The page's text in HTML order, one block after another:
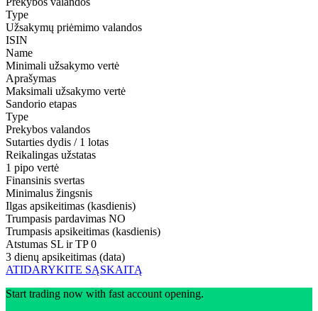
Type
Užsakymų priėmimo valandos
ISIN
Name
Minimali užsakymo vertė
Aprašymas
Maksimali užsakymo vertė
Sandorio etapas
Type
Prekybos valandos
Sutarties dydis / 1 lotas
Reikalingas užstatas
1 pipo vertė
Finansinis svertas
Minimalus žingsnis
Ilgas apsikeitimas (kasdienis)
Trumpasis pardavimas NO
Trumpasis apsikeitimas (kasdienis)
Atstumas SL ir TP 0
3 dienų apsikeitimas (data)
ATIDARYKITE SĄSKAITĄ
Start trading now with fast account opening.